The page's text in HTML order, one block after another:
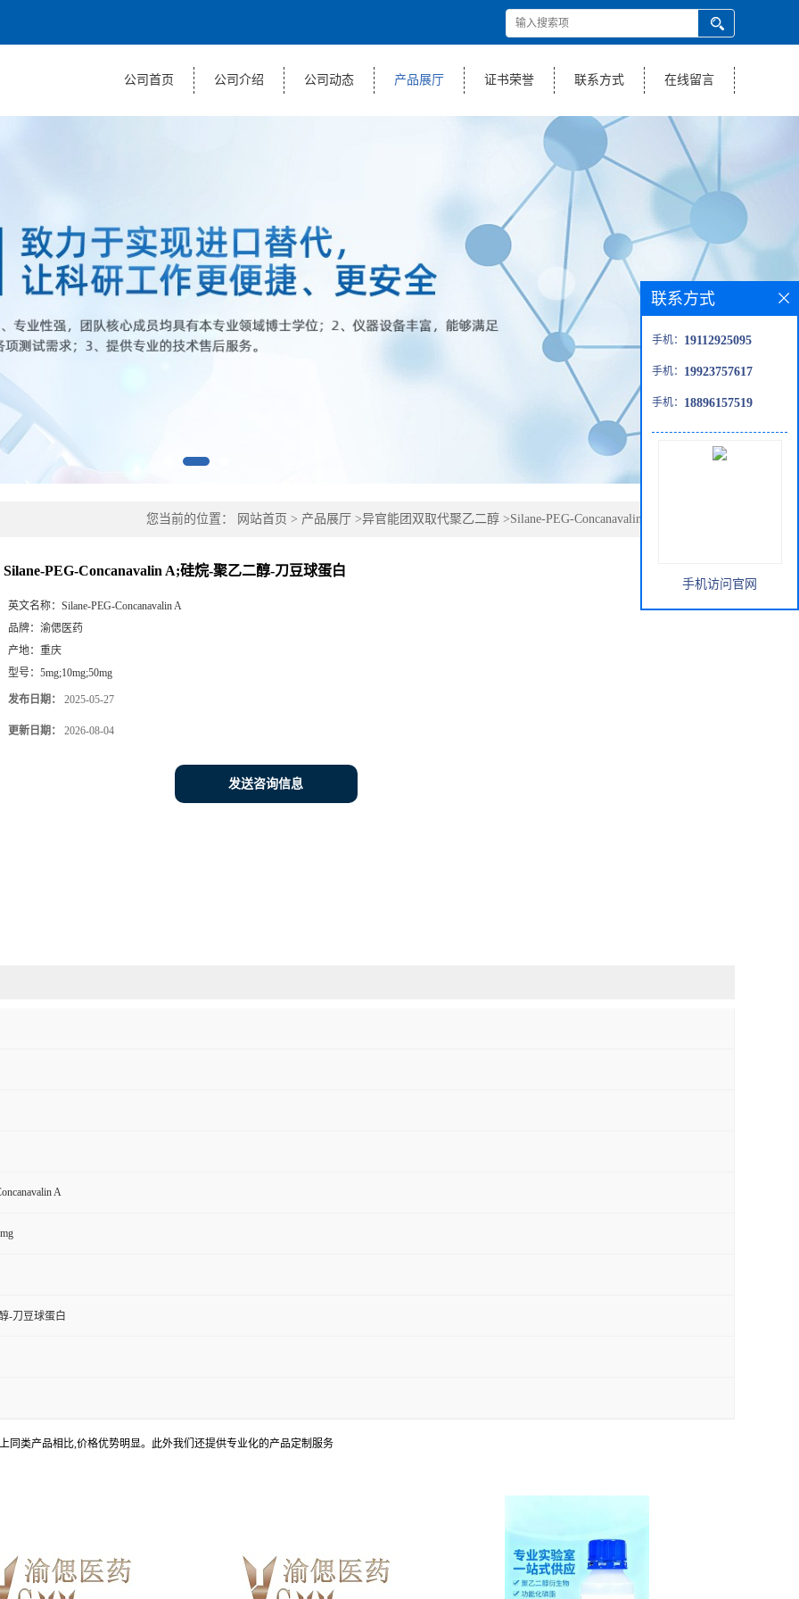
公司首页 公司介绍 公司动态 产品展厅 证书荣誉 联系方式 在线留言
您当前的位置： 网站首页 > 产品展厅 >异官能团双取代聚乙二醇 >Silane-PEG-Concanavalin A;硅烷-聚乙二
Silane-PEG-Concanavalin A;硅烷-聚乙二醇-刀豆球蛋白
英文名称： Silane-PEG-Concanavalin A
品牌： 渝偲医药
产地： 重庆
型号： 5mg;10mg;50mg
发布日期： 2025-05-27
更新日期： 2026-08-04
发送咨询信息
A
-刀豆球蛋白
类产品相比,价格优势明显。此外我们还提供专业化的产品定制服务
联系方式
手机： 19112925095
手机： 19923757617
手机： 18896157519
手机访问官网